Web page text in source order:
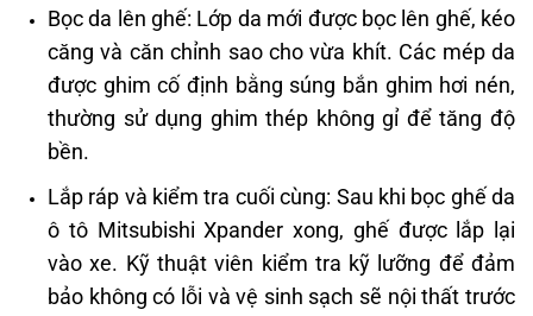
Bọc da lên ghế: Lớp da mới được bọc lên ghế, kéo
căng và căn chỉnh sao cho vừa khít. Các mép da
được ghim cố định bằng súng bắn ghim hơi nén,
thường sử dụng ghim thép không gỉ để tăng độ
bền.
Lắp ráp và kiểm tra cuối cùng: Sau khi bọc ghế da
ô tô Mitsubishi Xpander xong, ghế được lắp lại
vào xe. Kỹ thuật viên kiểm tra kỹ lưỡng để đảm
bảo không có lỗi và vệ sinh sạch sẽ nội thất trước